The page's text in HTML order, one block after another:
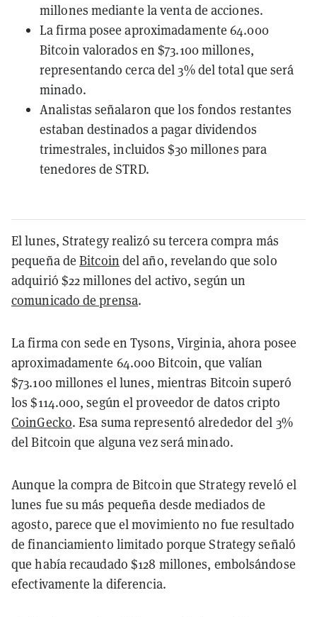
millones mediante la venta de acciones.
La firma posee aproximadamente 64.000
Bitcoin valorados en $73.100 millones,
representando cerca del 3% del total que será
minado.
Analistas señalaron que los fondos restantes
estaban destinados a pagar dividendos
trimestrales, incluidos $30 millones para
tenedores de STRD.
El lunes, Strategy realizó su tercera compra más
pequeña deBitcoin del año, revelando que solo
adquirió $22 millones del activo, según un
comunicado de prensa.
La firma con sede en Tysons, Virginia, ahora posee
aproximadamente 64.000 Bitcoin, que valían
$73.100 millones el lunes, mientras Bitcoin superó
los $114.000, según el proveedor de datos cripto
CoinGecko. Esa suma representó alrededor del 3%
del Bitcoin que alguna vez será minado.
Aunque la compra de Bitcoin que Strategy reveló el
lunes fue su más pequeña desde mediados de
agosto, parece que el movimiento no fue resultado
de financiamiento limitado porque Strategy señaló
que había recaudado $128 millones, embolsándose
efectivamente la diferencia.